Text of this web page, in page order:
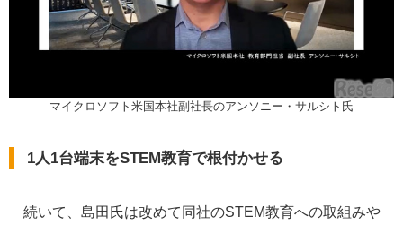
マイクロソフト米国本社副社長のアンソニー・サルシト氏
1人1台端末をSTEM教育で根付かせる
続いて、島田氏は改めて同社のSTEM教育への取組みや